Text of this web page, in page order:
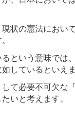
状の憲法におい
という意味では
しているといえま
て必要不可欠な
いと考えます。